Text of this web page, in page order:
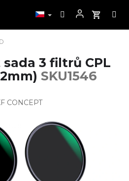
sada 3 filtrů CPL
SKU1546
CONCEPT